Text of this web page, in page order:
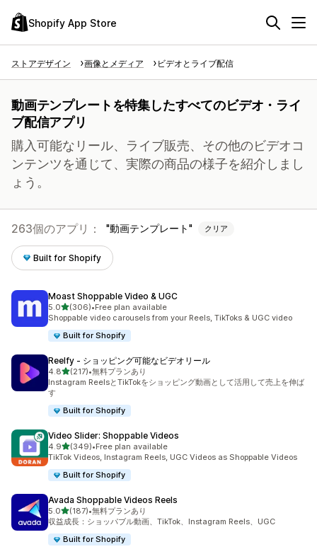
Shopify App Store
ストアデザイン 画像とメディア ビデオとライブ配信
動画テンプレートを特集したすべてのビデオ・ライ
ブ配信アプリ
購入可能なリール、ライブ販売、その他のビデオコ
ンテンツを通じて、実際の商品の様子を紹介しまし
ょう。
263個のアプリ： 動画テンプレート クリア
Built for Shopify
Moast Shoppable Video & UGC
5.05つ星中
(306)
合計レビュー数：306件
•Free plan available
Shoppable video carousels from your Reels, TikToks & UGC video
Built for Shopify
Reelfy ‑ ショッピング可能なビデオリール
4.85つ星中
(217)
合計レビュー数：217件
•無料プランあり
Instagram ReelsとTikTokをショッピング動画として活用して売上を伸ば
す
Built for Shopify
Video Slider: Shoppable Videos
4.95つ星中
(349)
合計レビュー数：349件
•Free plan available
TikTok Videos, Instagram Reels, UGC Videos as Shoppable Videos
Built for Shopify
Avada Shoppable Videos Reels
5.05つ星中
(187)
合計レビュー数：187件
•無料プランあり
収益成長：ショッパブル動画、TikTok、Instagram Reels、UGC
Built for Shopify